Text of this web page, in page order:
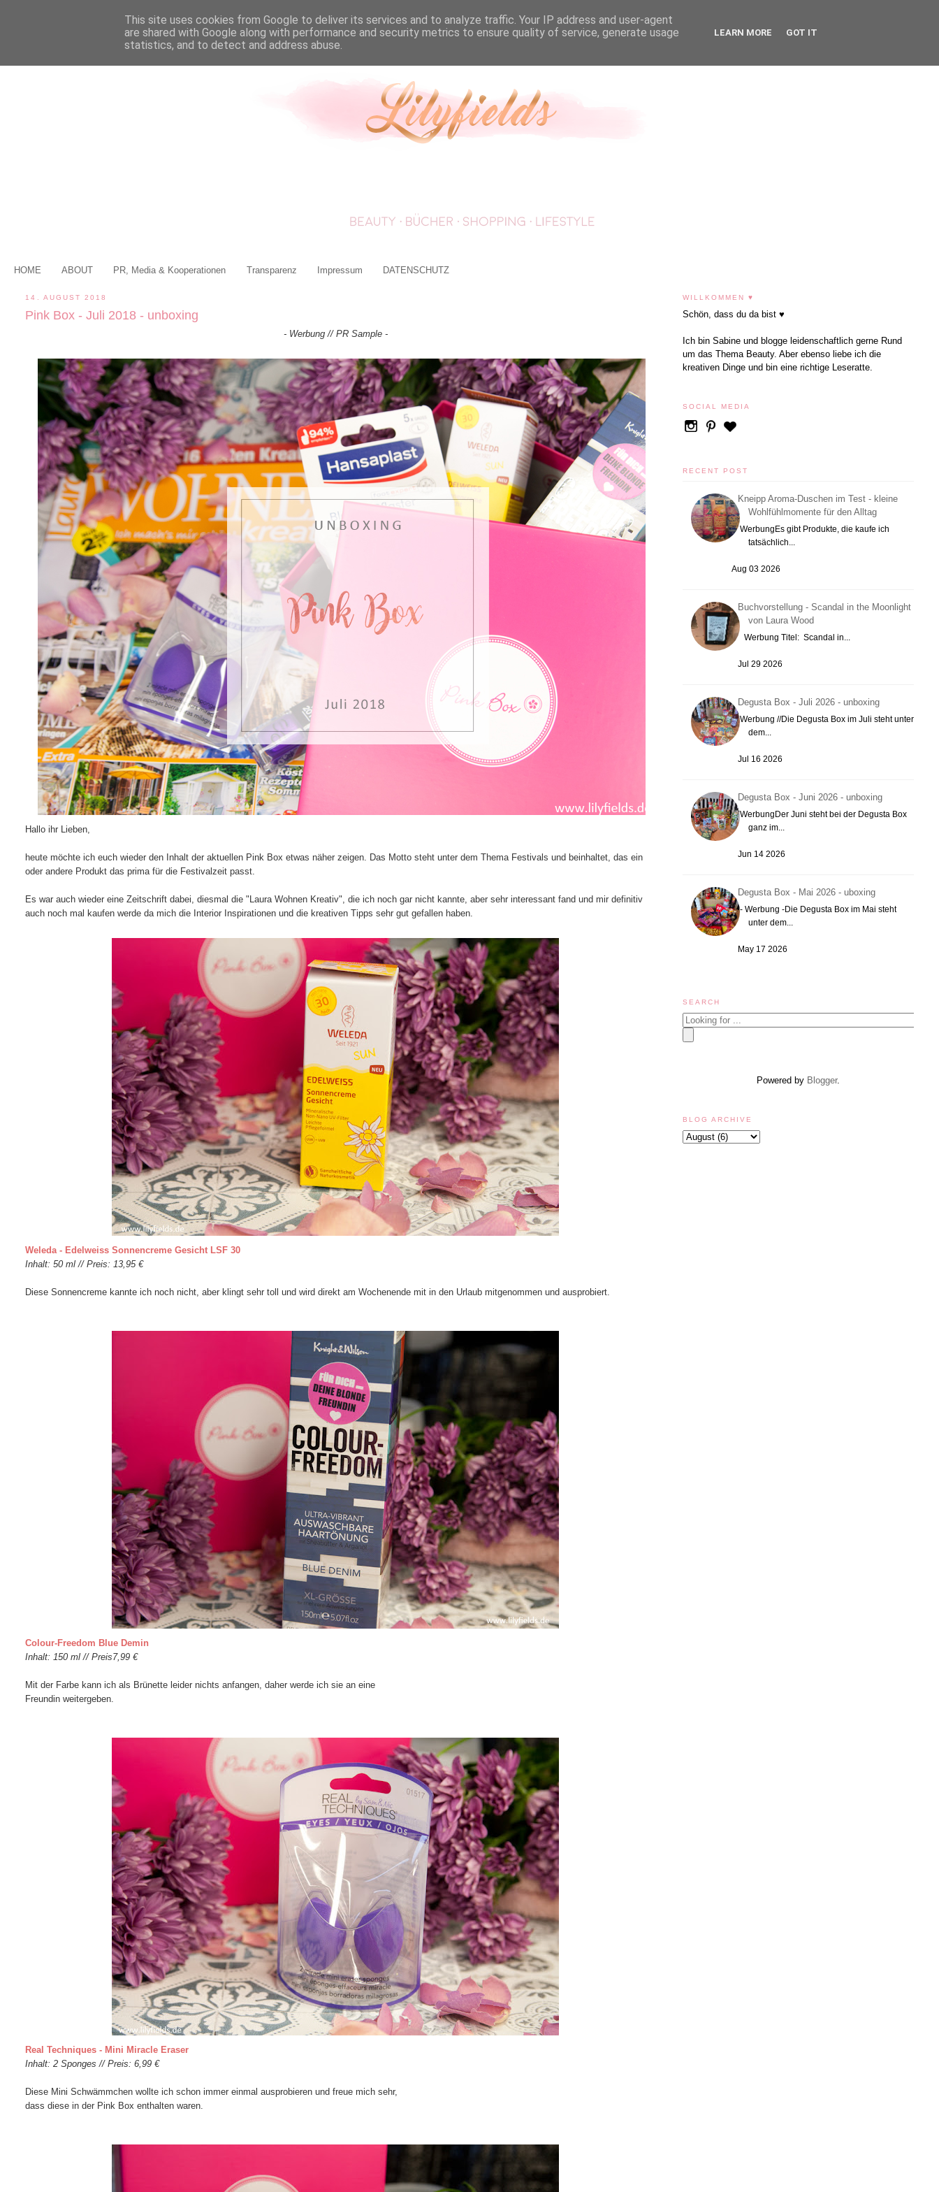
HOME ABOUT PR, Media & Kooperationen Transparenz Impressum DATENSCHUTZ
14. AUGUST 2018
Pink Box - Juli 2018 - unboxing
- Werbung // PR Sample -
Hallo ihr Lieben,
heute möchte ich euch wieder den Inhalt der aktuellen Pink Box etwas näher zeigen. Das Motto steht unter dem Thema Festivals und beinhaltet, das ein
oder andere Produkt das prima für die Festivalzeit passt.
Es war auch wieder eine Zeitschrift dabei, diesmal die "Laura Wohnen Kreativ", die ich noch gar nicht kannte, aber sehr interessant fand und mir definitiv
auch noch mal kaufen werde da mich die Interior Inspirationen und die kreativen Tipps sehr gut gefallen haben.
Weleda - Edelweiss Sonnencreme Gesicht LSF 30
Inhalt: 50 ml // Preis: 13,95 €
Diese Sonnencreme kannte ich noch nicht, aber klingt sehr toll und wird direkt am Wochenende mit in den Urlaub mitgenommen und ausprobiert.
Colour-Freedom Blue Demin
Inhalt: 150 ml // Preis7,99 €
Mit der Farbe kann ich als Brünette leider nichts anfangen, daher werde ich sie an eine
Freundin weitergeben.
Real Techniques - Mini Miracle Eraser
Inhalt: 2 Sponges // Preis: 6,99 €
Diese Mini Schwämmchen wollte ich schon immer einmal ausprobieren und freue mich sehr,
dass diese in der Pink Box enthalten waren.
WILLKOMMEN ♥
Schön, dass du da bist ♥
Ich bin Sabine und blogge leidenschaftlich gerne Rund
um das Thema Beauty. Aber ebenso liebe ich die
kreativen Dinge und bin eine richtige Leseratte.
SOCIAL MEDIA
RECENT POST
Kneipp Aroma-Duschen im Test - kleine
Wohlfühlmomente für den Alltag
WerbungEs gibt Produkte, die kaufe ich
tatsächlich...
Aug 03 2026
Buchvorstellung - Scandal in the Moonlight
von Laura Wood
Werbung Titel: Scandal in...
Jul 29 2026
Degusta Box - Juli 2026 - unboxing
Werbung //Die Degusta Box im Juli steht unter
dem...
Jul 16 2026
Degusta Box - Juni 2026 - unboxing
WerbungDer Juni steht bei der Degusta Box
ganz im...
Jun 14 2026
Degusta Box - Mai 2026 - uboxing
- Werbung -Die Degusta Box im Mai steht
unter dem...
May 17 2026
SEARCH
Powered by Blogger.
BLOG ARCHIVE
This site uses cookies from Google to deliver its services and to analyze traffic. Your IP address and user-agent
are shared with Google along with performance and security metrics to ensure quality of service, generate usage
statistics, and to detect and address abuse.
LEARN MORE GOT IT